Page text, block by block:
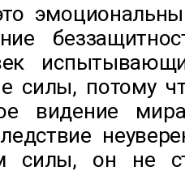
силы, потому
видение
силы, он не